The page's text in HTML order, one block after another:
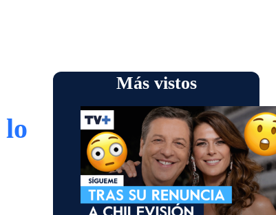
lo
Más vistos